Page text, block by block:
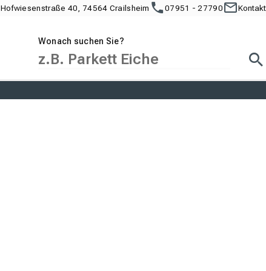
Hofwiesenstraße 40, 74564 Crailsheim 07951 - 27790 Kontakt
Wonach suchen Sie?